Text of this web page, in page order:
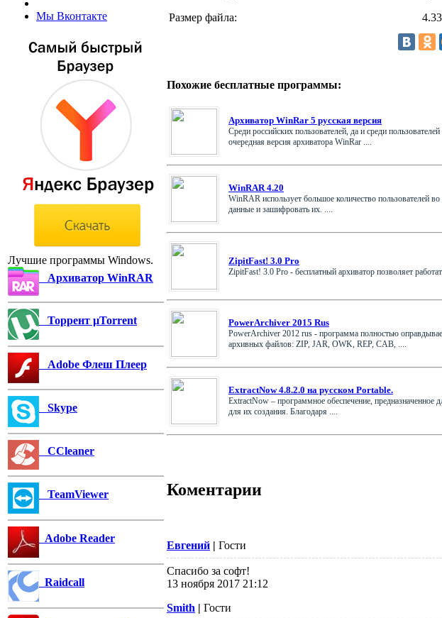
Мы Вконтакте
Лучшие программы Windows.
Архиватор WinRAR
Торрент µTorrent
Adobe Флеш Плеер
Skype
CCleaner
TeamViewer
Adobe Reader
Raidcall
Размер файла:
Похожие бесплатные программы:
Архиватор WinRar 5 русская версия
Среди российских пользователей, да и среди
очередная версия архиватора WinRar ....
WinRAR 4.20
WinRAR использует большое количество пользователей
данные и зашифровать их. ....
ZipitFast! 3.0 Pro
ZipitFast! 3.0 Pro - бесплатный архиватор позволяет
PowerArchiver 2015 Rus
PowerArchiver 2012 rus - программа полностью
архивных файлов: ZIP, JAR, OWK, REP, CAB, ....
ExtractNow 4.8.2.0 на русском Portable.
ExtractNow – программное обеспечение, предназначенное
для их создания. Благодаря ....
Коментарии
Евгений | Гости
Спасибо за софт!
13 ноября 2017 21:12
Smith | Гости